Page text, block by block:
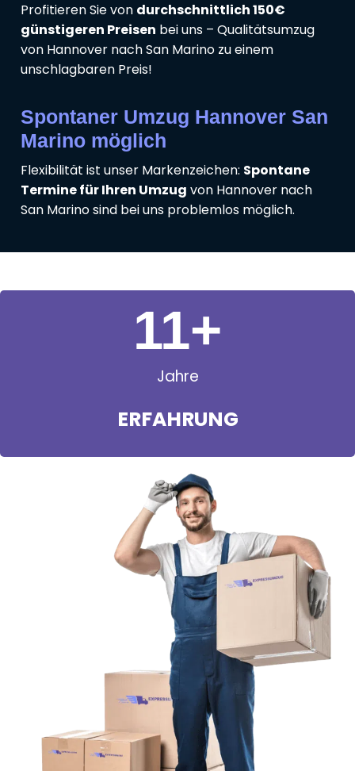
Profitieren Sie von durchschnittlich 150€
günstigeren Preisen bei uns – Qualitätsumzug
von Hannover nach San Marino zu einem
unschlagbaren Preis!
Spontaner Umzug Hannover San
Marino möglich
Flexibilität ist unser Markenzeichen: Spontane
Termine für Ihren Umzug von Hannover nach
San Marino sind bei uns problemlos möglich.
Jahre
ERFAHRUNG
11+